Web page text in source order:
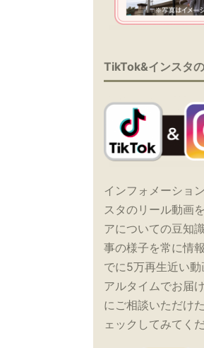
TikTok&インスタ
インフォメーショ
スタのリール動画
アについての豆知
事の様子を常に情
でに5万再生近い
アルタイムでお届
にご相談いただけ
ェックしてみてく